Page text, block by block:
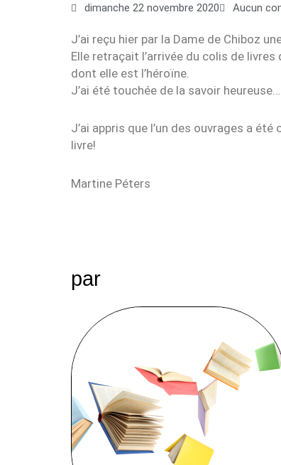
dimanche 22 novembre 2020 Aucun
J’ai reçu hier par la Dame de Chiboz
Elle retraçait l’arrivée du colis de
dont elle est l’héroïne.
J’ai été touchée de la savoir
J’ai appris que l’un des ouvrages a
livre!
Martine Péters
par